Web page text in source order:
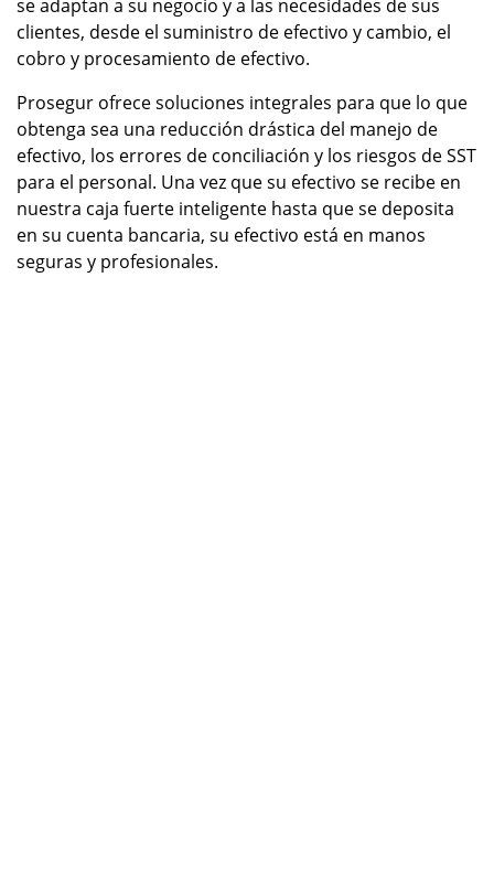
se adaptan a su negocio y a las necesidades de sus
clientes, desde el suministro de efectivo y cambio, el
cobro y procesamiento de efectivo.
Prosegur ofrece soluciones integrales para que lo que
obtenga sea una reducción drástica del manejo de
efectivo, los errores de conciliación y los riesgos de SST
para el personal. Una vez que su efectivo se recibe en
nuestra caja fuerte inteligente hasta que se deposita
en su cuenta bancaria, su efectivo está en manos
seguras y profesionales.